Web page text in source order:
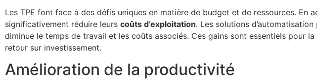
Les TPE font face à des défis uniques en matière de budget et de ressources. En
significativement réduire leurs coûts d’exploitation. Les solutions
diminue le temps de travail et les coûts associés. Ces gains sont essentiels pour
retour sur investissement.
Amélioration de la productivité